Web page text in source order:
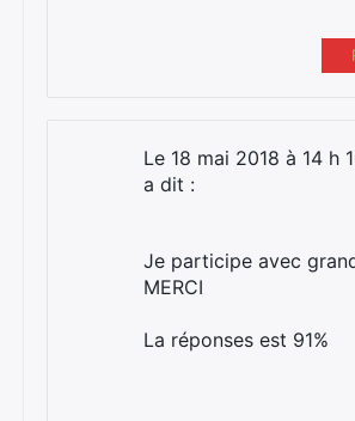
Le 18 mai 2018 à 14 h
a dit :
Je participe avec
MERCI
La réponses est 91%